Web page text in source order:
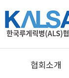
협회소개